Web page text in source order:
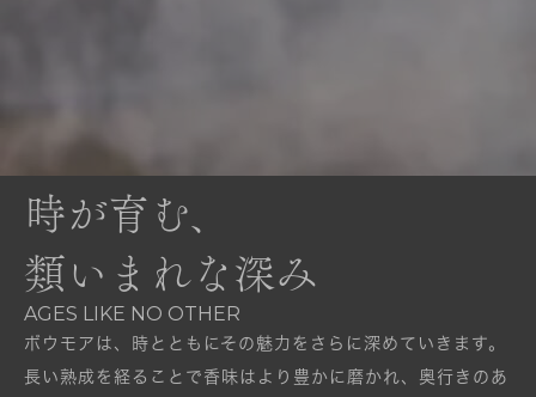
時が育む、
類いまれな深み
AGES LIKE NO OTHER
ボウモアは、時とともにその魅力をさらに深めていきます。
長い熟成を経ることで香味はより豊かに磨かれ、奥行きのあ